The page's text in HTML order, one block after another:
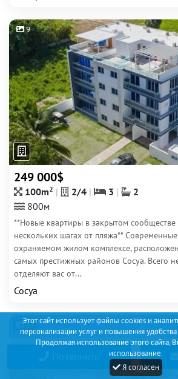
Этот сайт использует файлы cookies и
персонализации услуг и повышения удобства
Продолжая использование этого сайта,
использование.
Я согласен
9
249 000$
100m2 2/4 3
2
800м
**Новые квартиры в закрытом
нескольких шагах от пляжа**
охраняемом жилом комплексе,
самых престижных районов Сосуа. Всего
отделяют вас от...
Сосуа
17
Позвонить